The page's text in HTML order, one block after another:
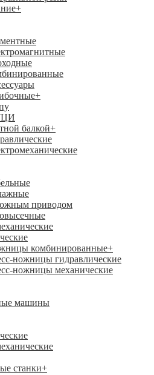
+
+
балкой+
приводом
комбинированные+
ножницы гидравлические
ножницы механические
машины
станки+